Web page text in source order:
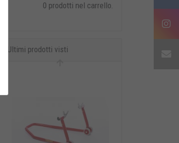
0 prodotti nel carrello.
Ultimi prodotti visti